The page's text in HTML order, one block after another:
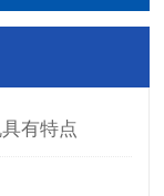
有特点